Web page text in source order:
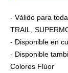
- Válido para
TRAIL,
- Disponible en
- Disponible
Colores Flúor